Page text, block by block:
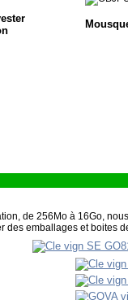
de 256Mo à 16Go,
des emballages et boites